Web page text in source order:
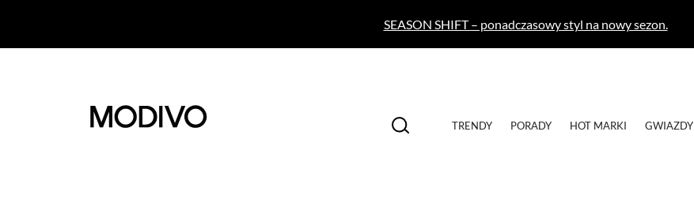
SEASON SHIFT – ponadczasowy styl na nowy sezon.
TRENDY PORADY HOT MARKI GWIAZDY